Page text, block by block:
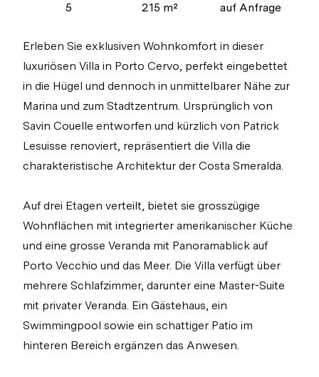
5 215 m² auf Anfrage
Erleben Sie exklusiven Wohnkomfort in dieser
luxuriösen Villa in Porto Cervo, perfekt eingebettet
in die Hügel und dennoch in unmittelbarer Nähe zur
Marina und zum Stadtzentrum. Ursprünglich von
Savin Couelle entworfen und kürzlich von Patrick
Lesuisse renoviert, repräsentiert die Villa die
charakteristische Architektur der Costa Smeralda.
Auf drei Etagen verteilt, bietet sie grosszügige
Wohnflächen mit integrierter amerikanischer Küche
und eine grosse Veranda mit Panoramablick auf
Porto Vecchio und das Meer. Die Villa verfügt über
mehrere Schlafzimmer, darunter eine Master-Suite
mit privater Veranda. Ein Gästehaus, ein
Swimmingpool sowie ein schattiger Patio im
hinteren Bereich ergänzen das Anwesen.